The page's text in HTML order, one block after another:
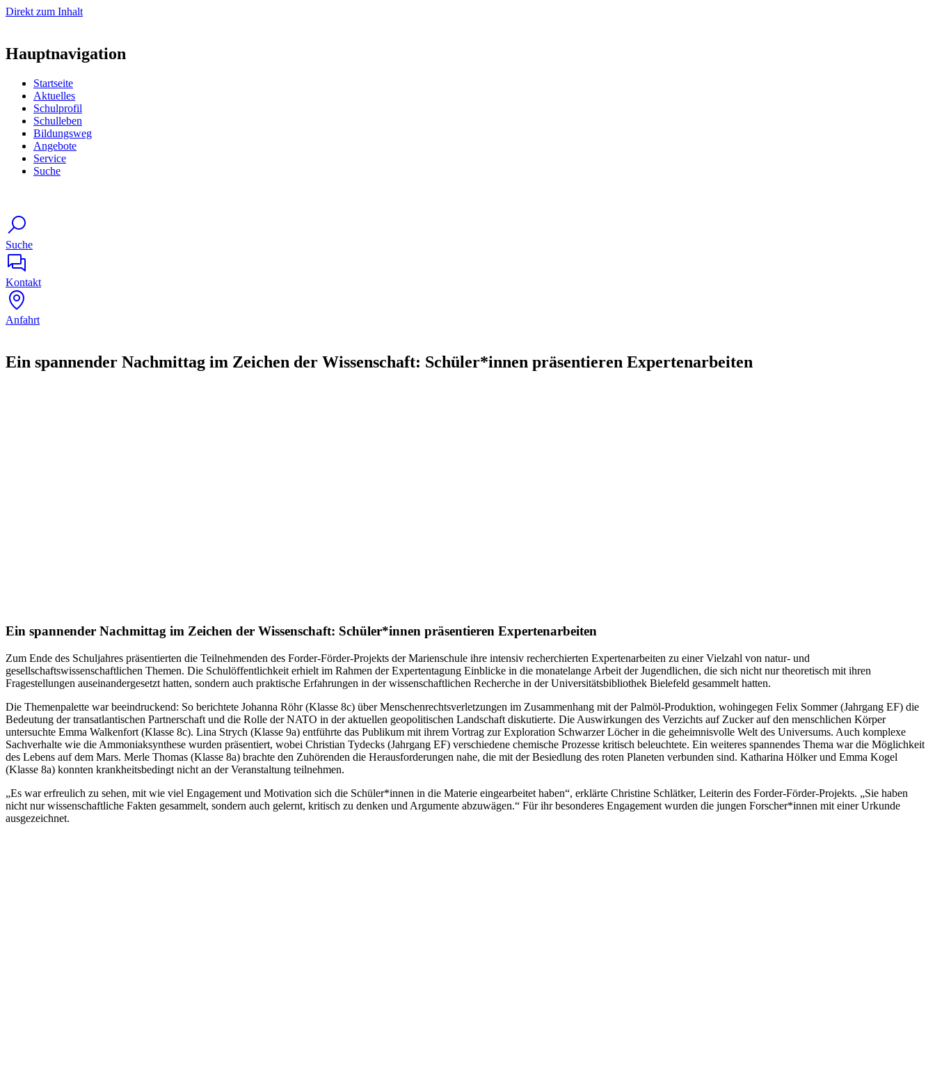
Direkt zum Inhalt
Hauptnavigation
Startseite
Aktuelles
Schulprofil
Schulleben
Bildungsweg
Angebote
Service
Suche
Suche
Kontakt
Anfahrt
Ein spannender Nachmittag im Zeichen der Wissenschaft: Schüler*innen präsentieren Expertenarbeiten
Ein spannender Nachmittag im Zeichen der Wissenschaft: Schüler*innen präsentieren Expertenarbeiten
Zum Ende des Schuljahres präsentierten die Teilnehmenden des Forder-Förder-Projekts der Marienschule ihre intensiv recherchierten Expertenarbeiten zu einer Vielzahl von natur- und
gesellschaftswissenschaftlichen Themen. Die Schulöffentlichkeit erhielt im Rahmen der Expertentagung Einblicke in die monatelange Arbeit der Jugendlichen, die sich nicht nur theoretisch mit ihren
Fragestellungen auseinandergesetzt hatten, sondern auch praktische Erfahrungen in der wissenschaftlichen Recherche in der Universitätsbibliothek Bielefeld gesammelt hatten.
Die Themenpalette war beeindruckend: So berichtete Johanna Röhr (Klasse 8c) über Menschenrechtsverletzungen im Zusammenhang mit der Palmöl-Produktion, wohingegen Felix Sommer (Jahrgang EF) die
Bedeutung der transatlantischen Partnerschaft und die Rolle der NATO in der aktuellen geopolitischen Landschaft diskutierte. Die Auswirkungen des Verzichts auf Zucker auf den menschlichen Körper
untersuchte Emma Walkenfort (Klasse 8c). Lina Strych (Klasse 9a) entführte das Publikum mit ihrem Vortrag zur Exploration Schwarzer Löcher in die geheimnisvolle Welt des Universums. Auch komplexe
Sachverhalte wie die Ammoniaksynthese wurden präsentiert, wobei Christian Tydecks (Jahrgang EF) verschiedene chemische Prozesse kritisch beleuchtete. Ein weiteres spannendes Thema war die Möglichkeit
des Lebens auf dem Mars. Merle Thomas (Klasse 8a) brachte den Zuhörenden die Herausforderungen nahe, die mit der Besiedlung des roten Planeten verbunden sind. Katharina Hölker und Emma Kogel
(Klasse 8a) konnten krankheitsbedingt nicht an der Veranstaltung teilnehmen.
„Es war erfreulich zu sehen, mit wie viel Engagement und Motivation sich die Schüler*innen in die Materie eingearbeitet haben“, erklärte Christine Schlätker, Leiterin des Forder-Förder-Projekts. „Sie haben
nicht nur wissenschaftliche Fakten gesammelt, sondern auch gelernt, kritisch zu denken und Argumente abzuwägen.“ Für ihr besonderes Engagement wurden die jungen Forscher*innen mit einer Urkunde
ausgezeichnet.